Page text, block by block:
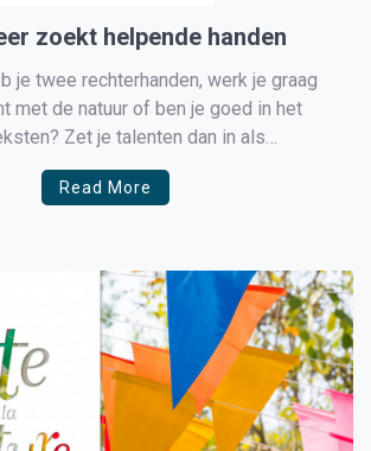
zoekt helpende handen
je twee rechterhanden, werk je graag
met de natuur of ben je goed in het
Zet je talenten dan in als
maatschappelijke organisatie! Voor
is natuur- en milieu- educatie
Read More